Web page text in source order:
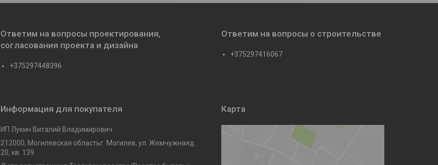
Ответим на вопросы проектирования,
согласования проекта и дизайна
+375297448396
Ответим на вопросы о строительстве
+375297416067
Информация для покупателя
ИП Лукин Виталий Владимирович
212000, Могилевская областьг. Могилев, ул. Жемчужнаяд.
20, кв. 139
Карта